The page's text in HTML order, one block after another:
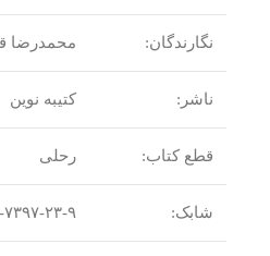
نگارندگان: محمدرضا
ناشر: کتیبه نوین
قطع کتاب: رحلی
شابک: ۹۷۸-۶۲۲-